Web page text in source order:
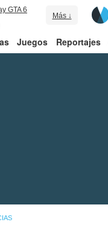
GTA 6
Más ↓
Juegos Reportajes